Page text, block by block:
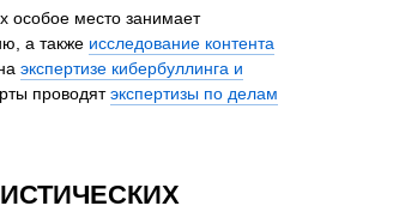
особое место занимает
а также исследование контента
экспертизе кибербуллинга и
проводятэкспертизы по делам